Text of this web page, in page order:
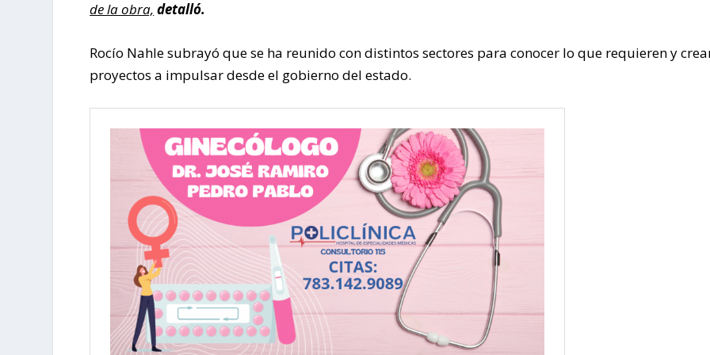
de la obra, detalló.
Rocío Nahle subrayó que se ha reunido con distintos sectores para conocer lo que requieren y
proyectos a impulsar desde el gobierno del estado.